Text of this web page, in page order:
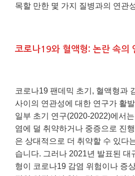
목할 만한 몇 가지 질병과의 연관
코로나19와 혈액형: 논란 속의
코로나19 팬데믹 초기, 혈액형과
사이의 연관성에 대한 연구가 활
일부 초기 연구(2020-2022)에서
염에 덜 취약하거나 중증으로 진
은 상대적으로 더 취약할 수 있다
습니다. 그러나 2021년 발표된 대
형이 코로나19 감염 위험이나 증